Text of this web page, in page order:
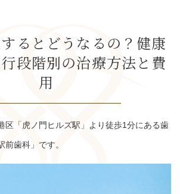
るとどうなるの？健康
段階別の治療方法と費
用
区「虎ノ門ヒルズ駅」より徒歩1分にある歯
前歯科」です。